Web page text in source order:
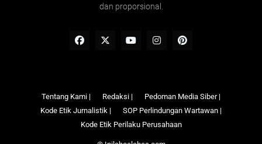
dan proporsional.
Tentang Kami | Redaksi |
Pedoman Media Siber |
Kode Etik Jurnalistik |
SOP Perlindungan Wartawan |
Kode Etik Perilaku Perusahaan